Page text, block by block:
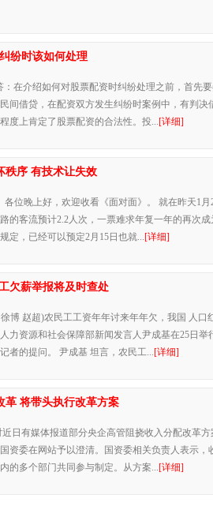
纷时该如何处理
：在介绍如何对股票配资时纠纷处理之前，首先
间借贷，在配资双方发生纠纷时案例中，有判决
度上肯定了股票配资的合法性。投...[详细]
秩序 有技术让失效
位晚上好，欢迎收看《面对面》。 就在昨天1月
的客流预计2.2人次，一票难求年复一年的再次
定，已经可以预定2月15日也就...[详细]
欠薪举报将及时查处
博 赵超)农民工工资年年讨来年年欠，我国 人口
力资源和社会保障部新闻发言人尹成基在25日举
者的提问。 尹成基 坦言，农民工...[详细]
革 将带头执行改革方案
日有媒体报道部分央企高管阻挠收入分配改革
资委在网站予以澄清。国资委相关负责人表示，
的多个部门共同参与制定。从方案...[详细]